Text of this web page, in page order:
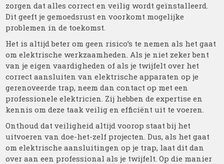
zorgen dat alles correct en veilig wordt geïnstalleerd.
Dit geeft je gemoedsrust en voorkomt mogelijke
problemen in de toekomst.
Het is altijd beter om geen risico’s te nemen als het gaat
om elektrische werkzaamheden. Als je niet zeker bent
van je eigen vaardigheden of als je twijfelt over het
correct aansluiten van elektrische apparaten op je
gerenoveerde trap, neem dan contact op met een
professionele elektricien. Zij hebben de expertise en
kennis om deze taak veilig en efficiënt uit te voeren.
Onthoud dat veiligheid altijd voorop staat bij het
uitvoeren van doe-het-zelf projecten. Dus, als het gaat
om elektrische aansluitingen op je trap, laat dit dan
over aan een professional als je twijfelt. Op die manier